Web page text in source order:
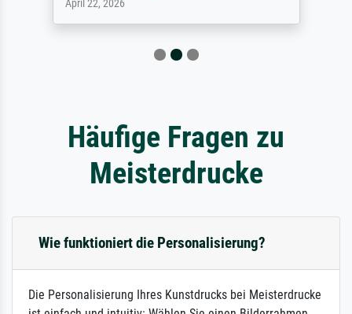
April 22, 2026
Häufige Fragen zu
Meisterdrucke
Wie funktioniert die Personalisierung?
Die Personalisierung Ihres Kunstdrucks bei Meisterdrucke